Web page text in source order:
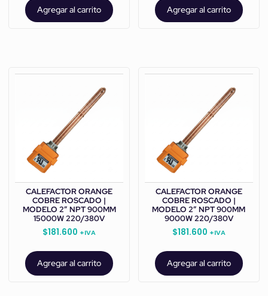
Agregar al carrito Agregar al carrito
CALEFACTOR ORANGE
COBRE ROSCADO |
MODELO 2” NPT 900MM
15000W 220/380V
$181.600 +IVA
Agregar al carrito
CALEFACTOR ORANGE
COBRE ROSCADO |
MODELO 2” NPT 900MM
9000W 220/380V
$181.600 +IVA
Agregar al carrito